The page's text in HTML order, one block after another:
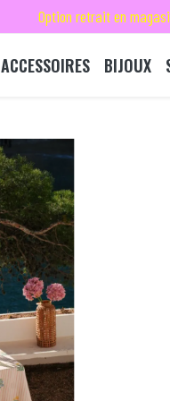
Option retrait en
ACCESSOIRES BIJOUX